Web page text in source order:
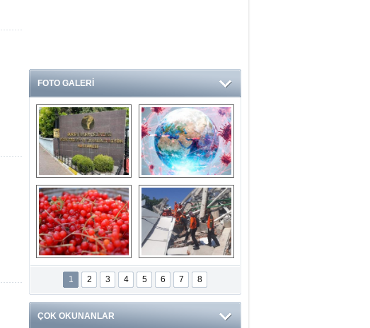
FOTO GALERİ
Ve burası da bir
devlet hastanesi
14 soruda
Koronavirüs
hakkında kendinizi
test edin...
Gilaburu meyvesi
kanserden koruyor
Endonezya’daki
deprem: Ölü sayısı
bin 203'e yükseldi
1 2 3 4 5 6 7 8
ÇOK OKUNANLAR